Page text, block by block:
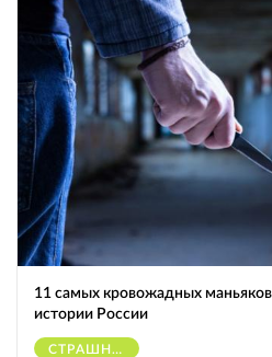
11 самых кровожадных
истории России
СТРАШНОЕ